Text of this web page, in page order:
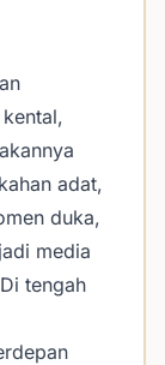
adat,
duka,
media
tengah